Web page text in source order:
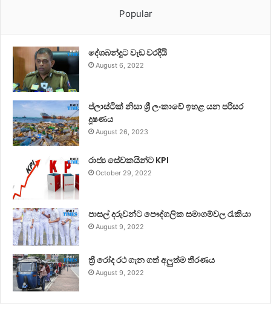
Popular
දේශබන්දුට වැඩ වරදියි
August 6, 2022
ප්ලාස්ටික් නිසා ශ්‍රී ලංකාවේ ඉහළ යන පරිසර
දූෂණය
August 26, 2023
රාජ්‍ය සේවකයින්ට KPI
October 29, 2022
පාසල් දරුවන්ට පෞද්ගලික සමාගම්වල රැකියා
August 9, 2022
ත්‍රී රෝද රථ ගැන ගත් අලුත්ම තීරණය
August 9, 2022